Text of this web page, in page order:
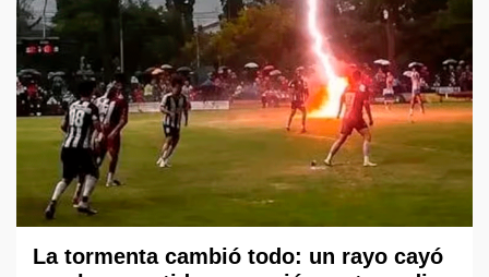
La tormenta cambió todo: un rayo cayó